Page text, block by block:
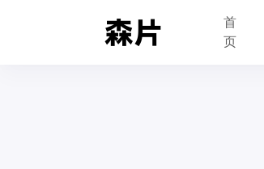
首
页